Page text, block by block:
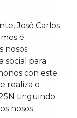
José Carlos
é
nosos
social para
con este
realiza o
tinguindo
nosos